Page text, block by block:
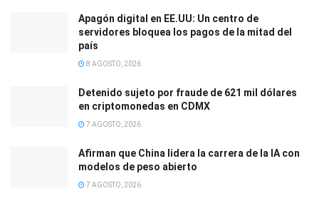
Apagón digital en EE.UU: Un centro de
servidores bloquea los pagos de la mitad del
país
8 AGOSTO, 2026
Detenido sujeto por fraude de 621 mil dólares
en criptomonedas en CDMX
7 AGOSTO, 2026
Afirman que China lidera la carrera de la IA con
modelos de peso abierto
7 AGOSTO, 2026